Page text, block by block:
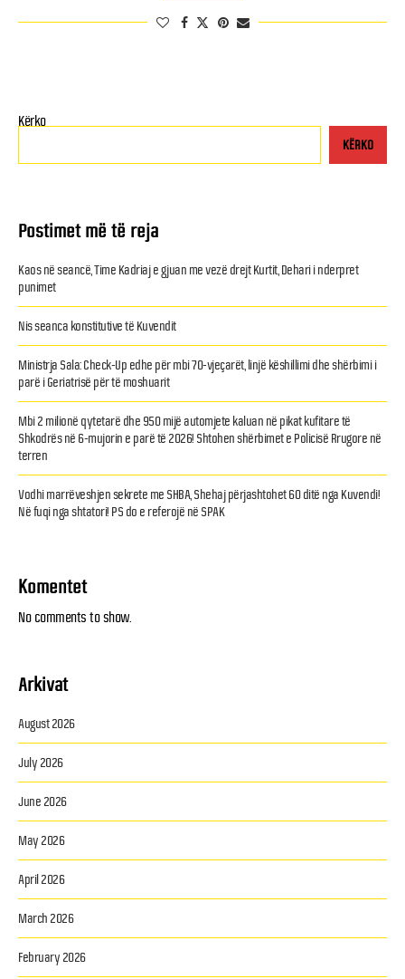
Kërko
KËRKO
Postimet më të reja
Kaos në seancë, Time Kadriaj e gjuan me vezë drejt Kurtit, Dehari i nderpret
punimet
Nis seanca konstitutive të Kuvendit
Ministrja Sala: Check-Up edhe për mbi 70-vjeçarët, linjë këshillimi dhe shërbimi i
parë i Geriatrisë për të moshuarit
Mbi 2 milionë qytetarë dhe 950 mijë automjete kaluan në pikat kufitare të
Shkodrës në 6-mujorin e parë të 2026! Shtohen shërbimet e Policisë Rrugore në
terren
Vodhi marrëveshjen sekrete me SHBA, Shehaj përjashtohet 60 ditë nga Kuvendi!
Në fuqi nga shtatori! PS do e referojë në SPAK
Komentet
No comments to show.
Arkivat
August 2026
July 2026
June 2026
May 2026
April 2026
March 2026
February 2026